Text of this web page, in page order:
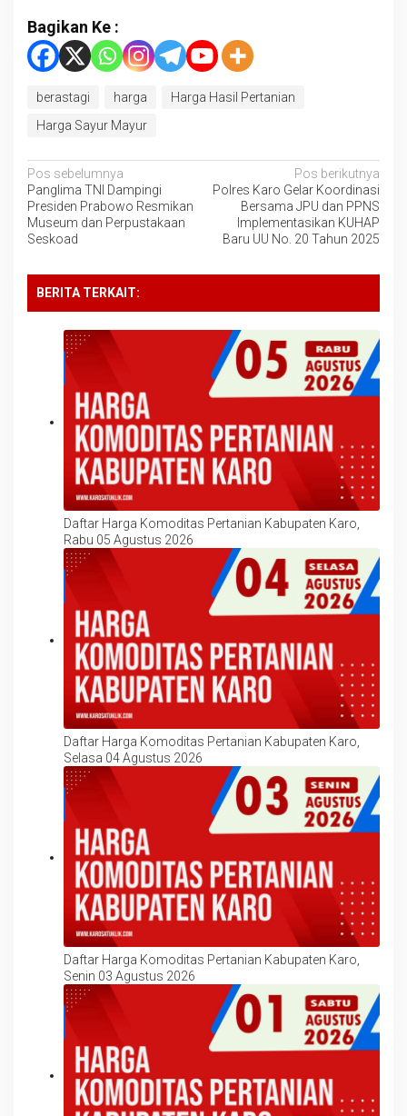
Bagikan Ke :
berastagi harga
Harga Hasil Pertanian
Harga Sayur Mayur
Navigasi
pos
Pos sebelumnya
Panglima TNI Dampingi
Presiden Prabowo Resmikan
Museum dan Perpustakaan
Seskoad
Pos berikutnya
Polres Karo Gelar Koordinasi
Bersama JPU dan PPNS
Implementasikan KUHAP
Baru UU No. 20 Tahun 2025
BERITA TERKAIT:
Daftar Harga Komoditas Pertanian Kabupaten Karo,
Rabu 05 Agustus 2026
Daftar Harga Komoditas Pertanian Kabupaten Karo,
Selasa 04 Agustus 2026
Daftar Harga Komoditas Pertanian Kabupaten Karo,
Senin 03 Agustus 2026